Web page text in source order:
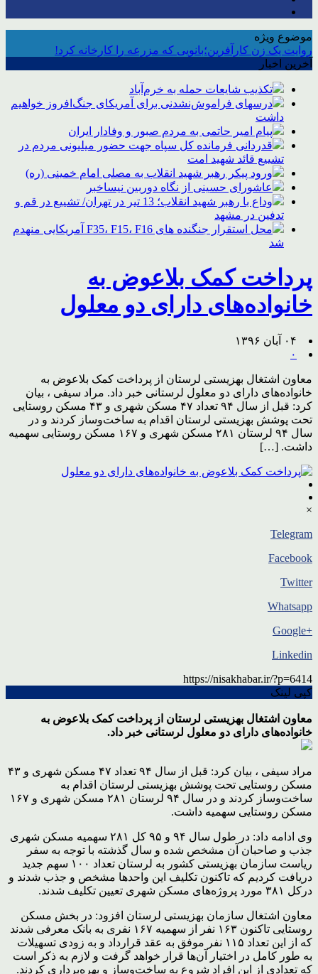
موضوع ویژه
روایت یک زن کارآفرین؛بانویی که مزرعه را کارخانه کرد!
آخرین اخبار
تکذیب شایعات حمله به خرم‌آباد
درسهای فراموش‌نشدنی برای آمریکای جنگ‌افروز خواهیم
داشت
پیام امیر حاتمی به مردم صبور و وفادار ایران
قدردانی فرمانده کل سپاه جهت حضور میلیونی مردم در
تشییع قائد شهید امت
ورود پیکر رهبر شهید انقلاب به مصلی امام خمینی (ره)
عاشورای حسینی از نگاه دوربین نیساخبر
وداع با رهبر شهید انقلاب؛ 13 تیر در تهران/ تشییع در قم و
تدفین در مشهد
محل استقرار جنگنده های F35، F15، F16 آمریکایی منهدم
شد
پرداخت کمک بلاعوض به
خانواده‌های دارای دو معلول
۰۴ آبان ۱۳۹۶
۰
معاون اشتغال بهزیستی لرستان از پرداخت کمک بلاعوض به
خانواده‌های دارای دو معلول لرستانی خبر داد. مراد سیفی ، بیان
کرد: قبل از سال ۹۴ تعداد ۴۷ مسکن شهری و ۴۳ مسکن روستایی
تحت پوشش بهزیستی لرستان اقدام به ساخت‌وساز کردند و در
سال ۹۴ لرستان ۲۸۱ مسکن شهری و ۱۶۷ مسکن روستایی سهمیه
داشت. […]
×
Telegram
Facebook
Twitter
Whatsapp
+Google
Linkedin
https://nisakhabar.ir/?p=6414
کپی لینک
معاون اشتغال بهزیستی لرستان از پرداخت کمک بلاعوض به
خانواده‌های دارای دو معلول لرستانی خبر داد.
مراد سیفی ، بیان کرد: قبل از سال ۹۴ تعداد ۴۷ مسکن شهری و ۴۳
مسکن روستایی تحت پوشش بهزیستی لرستان اقدام به
ساخت‌وساز کردند و در سال ۹۴ لرستان ۲۸۱ مسکن شهری و ۱۶۷
مسکن روستایی سهمیه داشت.
وی ادامه داد: در طول سال ۹۴ و ۹۵ کل ۲۸۱ سهمیه مسکن شهری
جذب و صاحبان آن مشخص شده و سال گذشته با توجه به سفر
ریاست سازمان بهزیستی کشور به لرستان تعداد ۱۰۰ سهم جدید
دریافت کردیم که تاکنون تکلیف این واحدها مشخص و جذب شدند و
درکل ۳۸۱ مورد پروژه‌های مسکن شهری تعیین تکلیف شدند.
معاون اشتغال سازمان بهزیستی لرستان افزود: در بخش مسکن
روستایی تاکنون ۱۶۳ نفر از سهمیه ۱۶۷ نفری به بانک معرفی شدند
که از این تعداد ۱۱۵ نفر موفق به عقد قرارداد و به زودی تسهیلات
به طور کامل در اختیار آن‌ها قرار خواهد گرفت و لازم به ذکر است
که تعدادی از این افراد شروع به ساخت‌وساز و بهره‌برداری کردند.